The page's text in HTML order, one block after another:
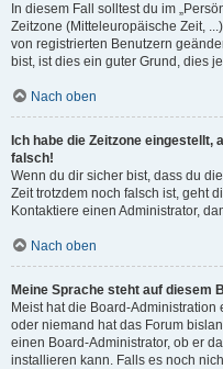
In diesem Fall solltest du im
Zeitzone (Mitteleuropäische Zeit,
von registrierten Benutzern
bist, ist dies ein guter Grund, dies
Nach oben
Ich habe die Zeitzone
falsch!
Wenn du dir sicher bist, dass du
Zeit trotzdem noch falsch ist, geht
Kontaktiere einen Administrator,
Nach oben
Meine Sprache steht auf diesem
Meist hat die Board-
oder niemand hat das Forum
einen Board-Administrator, ob er
installieren kann. Falls es noch